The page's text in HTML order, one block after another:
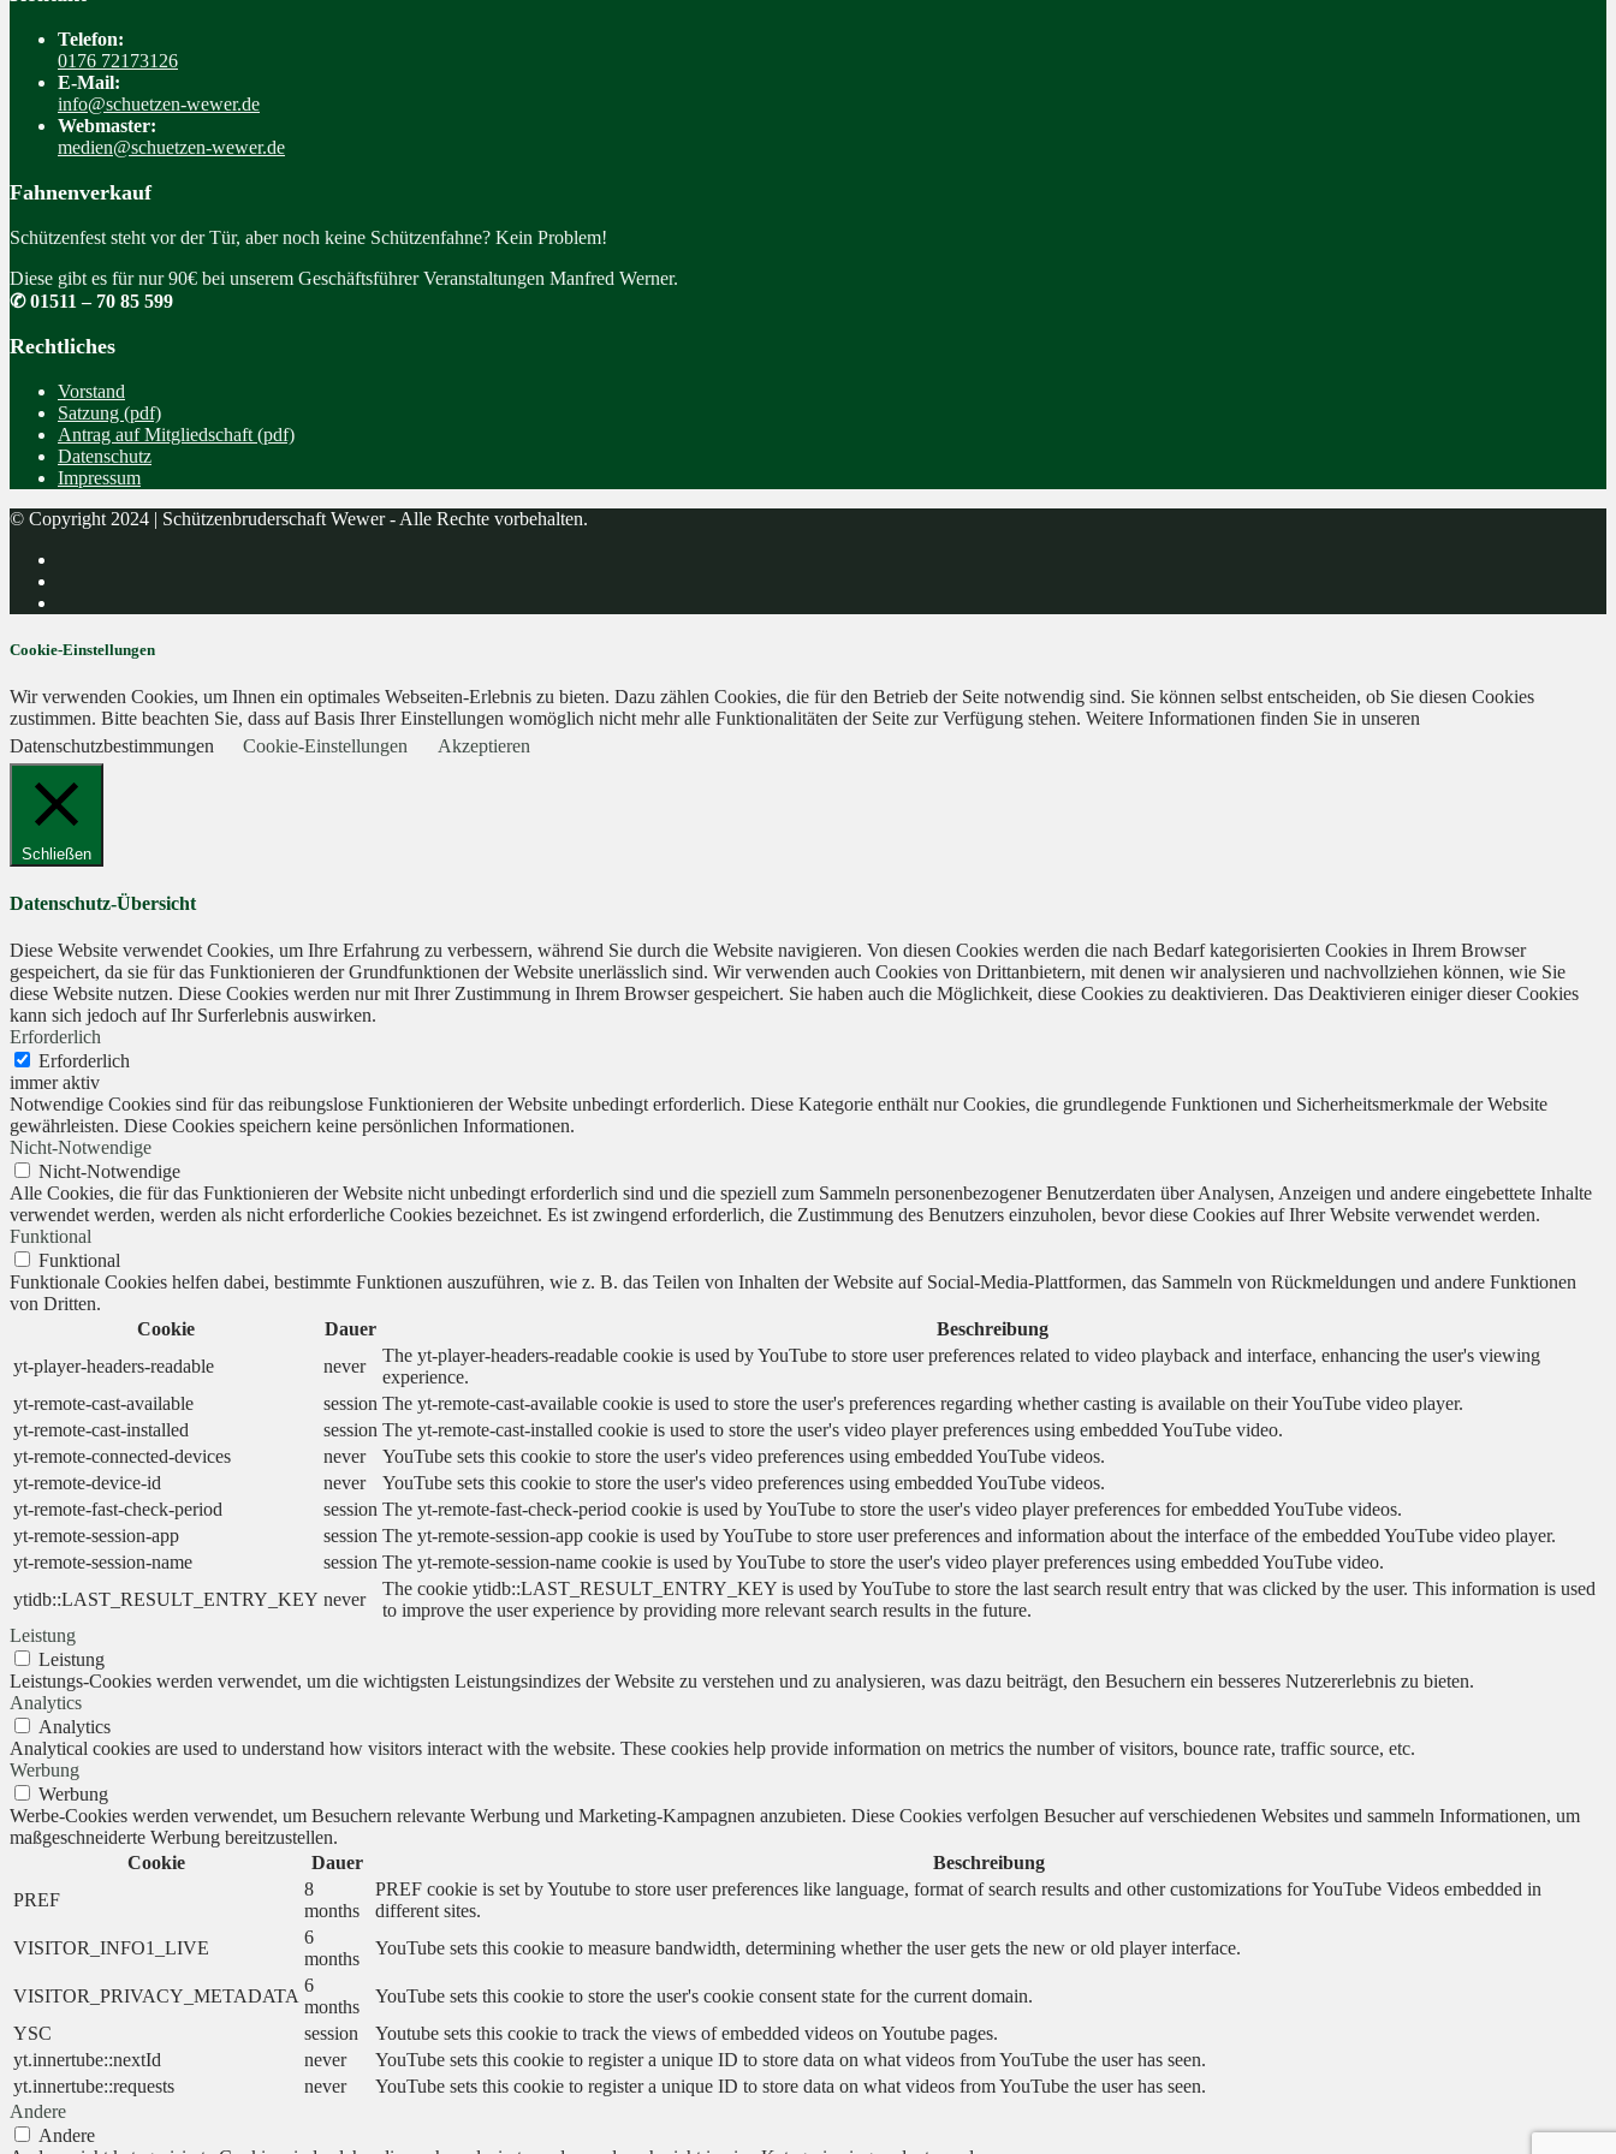
Telefon:
0176 72173126
E-Mail:
info@schuetzen-wewer.de
Webmaster:
medien@schuetzen-wewer.de
Fahnenverkauf
Schützenfest steht vor der Tür, aber noch keine Schützenfahne? Kein Problem!
Diese gibt es für nur 90€ bei unserem Geschäftsführer Veranstaltungen Manfred Werner.
✆ 01511 – 70 85 599
Rechtliches
Vorstand
Satzung (pdf)
Antrag auf Mitgliedschaft (pdf)
Datenschutz
Impressum
© Copyright 2024 | Schützenbruderschaft Wewer - Alle Rechte vorbehalten.
Cookie-Einstellungen
Wir verwenden Cookies, um Ihnen ein optimales Webseiten-Erlebnis zu bieten. Dazu zählen Cookies, die für den Betrieb der Seite notwendig sind. Sie können selbst entscheiden, ob Sie diesen Cookies
zustimmen. Bitte beachten Sie, dass auf Basis Ihrer Einstellungen womöglich nicht mehr alle Funktionalitäten der Seite zur Verfügung stehen. Weitere Informationen finden Sie in unseren
Datenschutzbestimmungen
Cookie-Einstellungen Akzeptieren
Schließen
Datenschutz-Übersicht
Diese Website verwendet Cookies, um Ihre Erfahrung zu verbessern, während Sie durch die Website navigieren. Von diesen Cookies werden die nach Bedarf kategorisierten Cookies in Ihrem Browser
gespeichert, da sie für das Funktionieren der Grundfunktionen der Website unerlässlich sind. Wir verwenden auch Cookies von Drittanbietern, mit denen wir analysieren und nachvollziehen können, wie Sie
diese Website nutzen. Diese Cookies werden nur mit Ihrer Zustimmung in Ihrem Browser gespeichert. Sie haben auch die Möglichkeit, diese Cookies zu deaktivieren. Das Deaktivieren einiger dieser Cookies
kann sich jedoch auf Ihr Surferlebnis auswirken.
Erforderlich
Erforderlich
immer aktiv
Notwendige Cookies sind für das reibungslose Funktionieren der Website unbedingt erforderlich. Diese Kategorie enthält nur Cookies, die grundlegende Funktionen und Sicherheitsmerkmale der Website
gewährleisten. Diese Cookies speichern keine persönlichen Informationen.
Nicht-Notwendige
Nicht-Notwendige
Alle Cookies, die für das Funktionieren der Website nicht unbedingt erforderlich sind und die speziell zum Sammeln personenbezogener Benutzerdaten über Analysen, Anzeigen und andere eingebettete Inhalte
verwendet werden, werden als nicht erforderliche Cookies bezeichnet. Es ist zwingend erforderlich, die Zustimmung des Benutzers einzuholen, bevor diese Cookies auf Ihrer Website verwendet werden.
Funktional
Funktional
Funktionale Cookies helfen dabei, bestimmte Funktionen auszuführen, wie z. B. das Teilen von Inhalten der Website auf Social-Media-Plattformen, das Sammeln von Rückmeldungen und andere Funktionen
von Dritten.
Cookie
Dauer
Beschreibung
yt-player-headers-readable
never
The yt-player-headers-readable cookie is used by YouTube to store user preferences related to video playback and interface, enhancing the user's viewing
experience.
yt-remote-cast-available
session The yt-remote-cast-available cookie is used to store the user's preferences regarding whether casting is available on their YouTube video player.
yt-remote-cast-installed
session The yt-remote-cast-installed cookie is used to store the user's video player preferences using embedded YouTube video.
yt-remote-connected-devices
never
YouTube sets this cookie to store the user's video preferences using embedded YouTube videos.
yt-remote-device-id
never
YouTube sets this cookie to store the user's video preferences using embedded YouTube videos.
yt-remote-fast-check-period
session The yt-remote-fast-check-period cookie is used by YouTube to store the user's video player preferences for embedded YouTube videos.
yt-remote-session-app
session The yt-remote-session-app cookie is used by YouTube to store user preferences and information about the interface of the embedded YouTube video player.
yt-remote-session-name
session The yt-remote-session-name cookie is used by YouTube to store the user's video player preferences using embedded YouTube video.
ytidb::LAST_RESULT_ENTRY_KEY never
The cookie ytidb::LAST_RESULT_ENTRY_KEY is used by YouTube to store the last search result entry that was clicked by the user. This information is used
to improve the user experience by providing more relevant search results in the future.
Leistung
Leistung
Leistungs-Cookies werden verwendet, um die wichtigsten Leistungsindizes der Website zu verstehen und zu analysieren, was dazu beiträgt, den Besuchern ein besseres Nutzererlebnis zu bieten.
Analytics
Analytics
Analytical cookies are used to understand how visitors interact with the website. These cookies help provide information on metrics the number of visitors, bounce rate, traffic source, etc.
Werbung
Werbung
Werbe-Cookies werden verwendet, um Besuchern relevante Werbung und Marketing-Kampagnen anzubieten. Diese Cookies verfolgen Besucher auf verschiedenen Websites und sammeln Informationen, um
maßgeschneiderte Werbung bereitzustellen.
Cookie
Dauer
Beschreibung
PREF
8
months
PREF cookie is set by Youtube to store user preferences like language, format of search results and other customizations for YouTube Videos embedded in
different sites.
VISITOR_INFO1_LIVE
6
months
YouTube sets this cookie to measure bandwidth, determining whether the user gets the new or old player interface.
VISITOR_PRIVACY_METADATA
6
months
YouTube sets this cookie to store the user's cookie consent state for the current domain.
YSC
session
Youtube sets this cookie to track the views of embedded videos on Youtube pages.
yt.innertube::nextId
never
YouTube sets this cookie to register a unique ID to store data on what videos from YouTube the user has seen.
yt.innertube::requests
never
YouTube sets this cookie to register a unique ID to store data on what videos from YouTube the user has seen.
Andere
Andere